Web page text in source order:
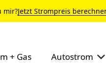
mir?Jetzt Strompreis
+ Gas Autostrom